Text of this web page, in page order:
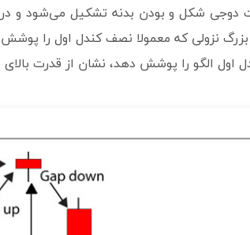
شکل و بودن بدنه تشکیل می‌شود و
نزولی که معمولا نصف کندل اول را
اول الگو را پوشش دهد، نشان از قدرت